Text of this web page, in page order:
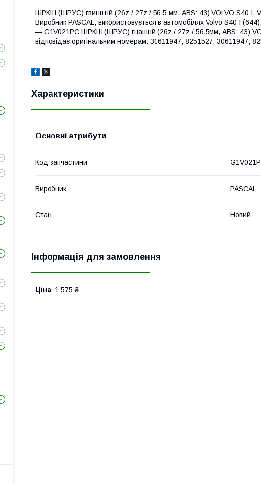
ШРКШ (ШРУС) гвиншнй (26z / 27z / 56,5 мм, ABS: 43) VOLVO S40 I,
Виробник PASCAL, використовується в автомобілях Volvo S40 I
— G1V021PC ШРКШ (ШРУС) гнашнй (26z / 27z / 56,5мм, ABS: 43)
відповідає оригінальним номерам: 30611947, 8251527, 30611947,
Характеристики
Основні атрибути
Код запчастини
Виробник PASCAL
Стан Новий
Інформація для замовлення
Ціна: 1 575 ₴